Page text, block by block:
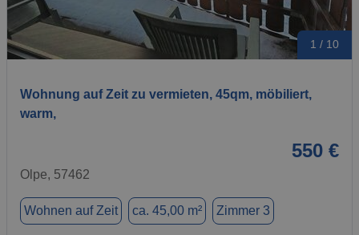
1 / 10
Wohnung auf Zeit zu vermieten, 45qm, möbiliert,
warm,
550 €
Olpe, 57462
Wohnen auf Zeit ca. 45,00 m² Zimmer 3